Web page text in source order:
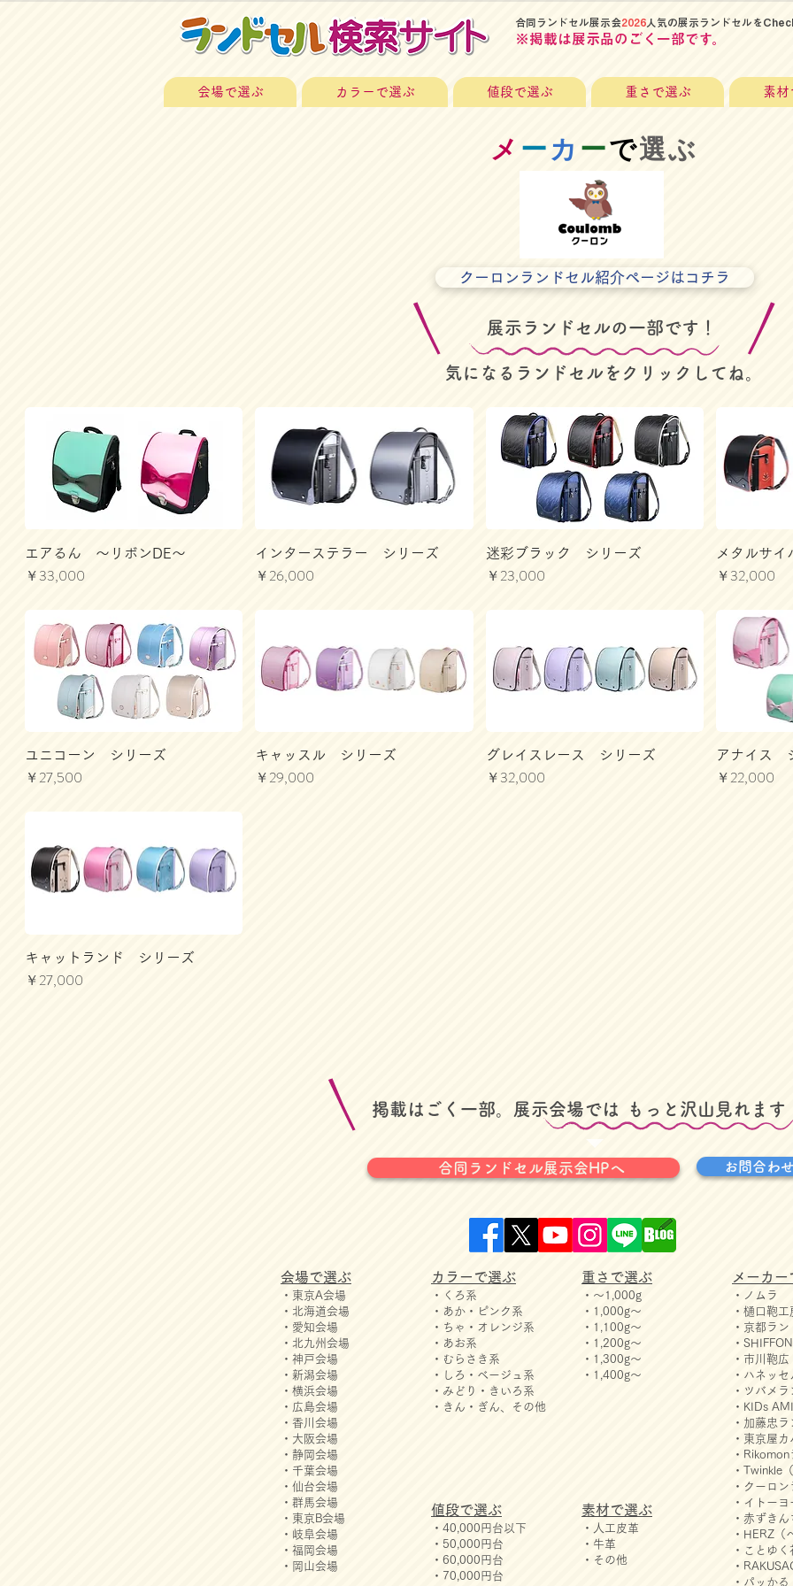
​合同ランドセル展示会2026 人気の展示ランドセルを
​※掲載は展示品のごく一部です。
会場で選ぶ カラーで選ぶ 値段で選ぶ 重さで選ぶ 素材
​メ ーカ ーで選ぶ
クーロンランドセル紹介ページはコチラ
展示ランドセルの一部です！
エアるん 〜リボンDE〜
価格
￥33,000
インターステラー シリーズ
価格
￥26,000
迷彩ブラック シリーズ
価格
￥23,000
メタルサ
価格
￥32,000
ユニコーン シリーズ
価格
￥27,500
キャッスル シリーズ
価格
￥29,000
グレイスレース シリーズ
価格
￥32,000
アナイス
価格
￥22,000
キャットランド シリーズ
価格
￥27,000
​気になるランドセルをクリックしてね。
​掲載はごく一部。展示会場では もっと沢山見れます
合同ランドセル展示会HPへ お問合わ
会場で選ぶ
・東京A会場
・北海道会場
・愛知会場
・北九州会場
・神戸会場
・新潟会場
・横浜会場
・広島会場
・香川会場
​・​大阪会場
・静岡会場
・千葉会場
・仙台会場
・群馬会場
・東京B会場
・岐阜会場
・福岡会場
・岡山会場
カラーで選ぶ
・くろ系
・あか・ピンク系
・ちゃ・オレンジ系
・あお系
・むらさき系
・しろ・ベージュ系
・みどり・きいろ系
・きん・ぎん、その他
値段で選ぶ
・40,000円台以下
・50,000円台
・60,000円台
・70,000円台
重さで選ぶ
・～1,000g
・1,000g～
・1,100g～
・1,200g～
・1,300g～
・1,400g～
素材で選ぶ
・人工皮革
・牛革
・その他
メーカー
・ノムラ
・樋口鞄工
・京都ラ
・
・市川鞄広
・ハネッセ
・ツバメ
・KIDs
・加藤忠
・​東京屋
・
・Twinkle
・クーロ
・イトー
・赤ずき
・HERZ（
・ことゆく
・
・パッかる